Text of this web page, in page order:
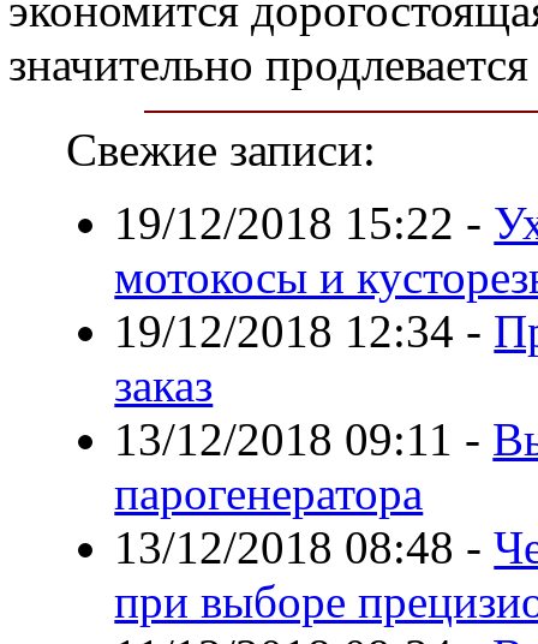
значительно
Свежие записи:
19/12/2018 15:22 -
мотокосы и
19/12/2018 12:34 -
заказ
13/12/2018 09:11 -
парогенератора
13/12/2018 08:48 -
при выборе